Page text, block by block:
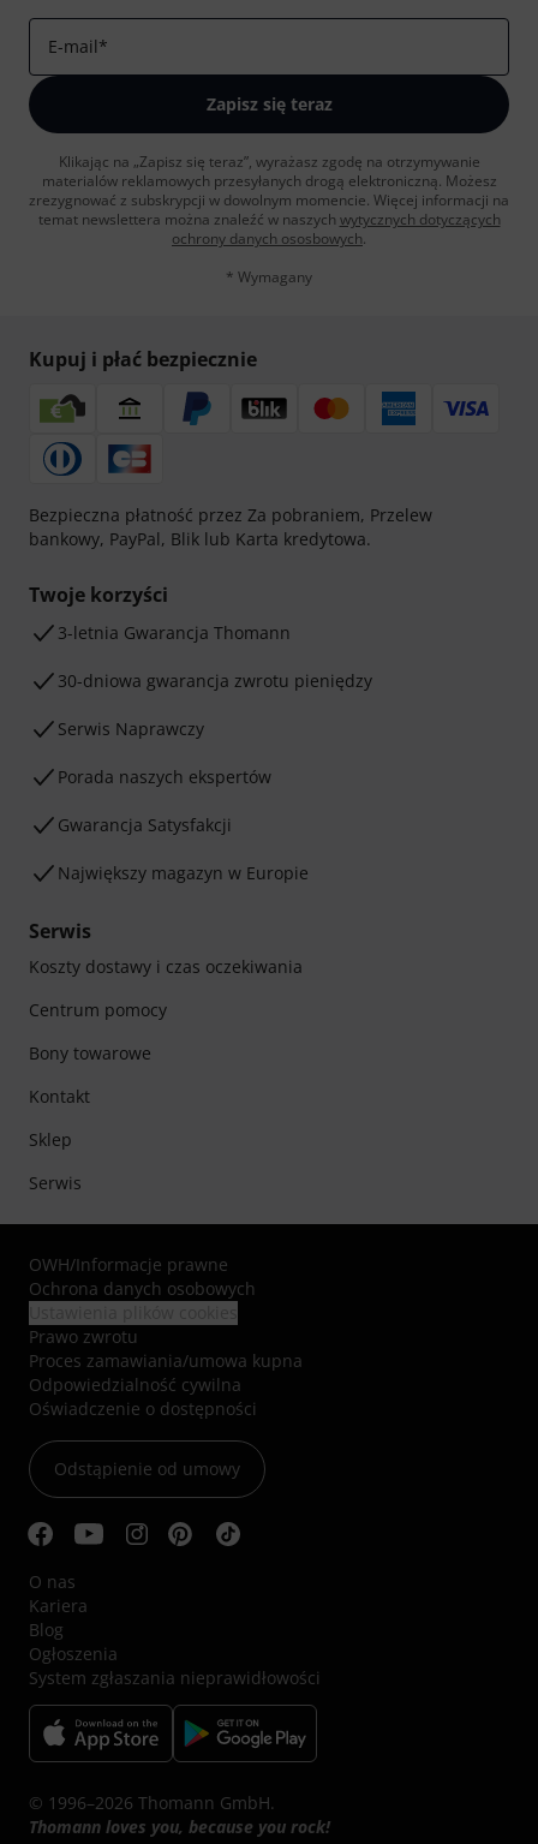
E-mail*
Zapisz się teraz
Klikając na „Zapisz się teraz”, wyrażasz zgodę na otrzymywanie
materialów reklamowych przesyłanych drogą elektroniczną. Możesz
zrezygnować z subskrypcji w dowolnym momencie. Więcej informacji na
temat newslettera można znaleźć w naszych wytycznych dotyczących
ochrony danych ososbowych.
* Wymagany
Kupuj i płać bezpiecznie
Bezpieczna płatność przez Za pobraniem, Przelew
bankowy, PayPal, Blik lub Karta kredytowa.
Twoje korzyści
3-letnia Gwarancja Thomann
30-dniowa gwarancja zwrotu pieniędzy
Serwis Naprawczy
Porada naszych ekspertów
Gwarancja Satysfakcji
Największy magazyn w Europie
Serwis
Koszty dostawy i czas oczekiwania
Centrum pomocy
Bony towarowe
Kontakt
Sklep
Serwis
OWH/Informacje prawne
Ochrona danych osobowych
Prawo zwrotu
Proces zamawiania/umowa kupna
Odpowiedzialność cywilna
Oświadczenie o dostępności
Odstąpienie od umowy
O nas
Kariera
Blog
Ogłoszenia
System zgłaszania nieprawidłowości
© 1996–2026 Thomann GmbH.
Thomann loves you, because you rock!